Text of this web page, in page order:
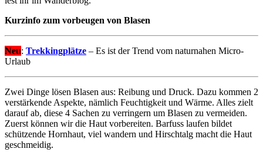
Kurzinfo zum vorbeugen von Blasen
Neu: Trekkingplätze – Es ist der Trend vom naturnahen Micro-
Urlaub
Zwei Dinge lösen Blasen aus: Reibung und Druck. Dazu kommen 2
verstärkende Aspekte, nämlich Feuchtigkeit und Wärme. Alles zielt
darauf ab, diese 4 Sachen zu verringern um Blasen zu vermeiden.
Zuerst können wir die Haut vorbereiten. Barfuss laufen bildet
schützende Hornhaut, viel wandern und Hirschtalg macht die Haut
geschmeidig.